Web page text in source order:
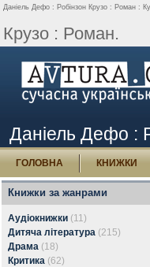
Даніель Дефо : Робінзон Крузо : Роман :
Крузо : Роман.
Даніель Дефо :
ГОЛОВНА КНИЖКИ
Книжки за жанрами
Аудіокнижки (11)
Дитяча література (215)
Драма (18)
Критика (62)